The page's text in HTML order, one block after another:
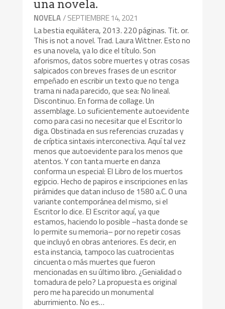
una novela.
NOVELA/ SEPTIEMBRE 14, 2021
La bestia equilátera, 2013. 220 páginas. Tit. or.
This is not a novel. Trad. Laura Wittner. Esto no
es una novela, ya lo dice el título. Son
aforismos, datos sobre muertes y otras cosas
salpicados con breves frases de un escritor
empeñado en escribir un texto que no tenga
trama ni nada parecido, que sea: No lineal.
Discontinuo. En forma de collage. Un
assemblage. Lo suficientemente autoevidente
como para casi no necesitar que el Escritor lo
diga. Obstinada en sus referencias cruzadas y
de críptica sintaxis interconectiva. Aquí tal vez
menos que autoevidente para los menos que
atentos. Y con tanta muerte en danza
conforma un especial: El Libro de los muertos
egipcio. Hecho de papiros e inscripciones en las
pirámides que datan incluso de 1580 a.C. O una
variante contemporánea del mismo, si el
Escritor lo dice. El Escritor aquí, ya que
estamos, haciendo lo posible –hasta donde se
lo permite su memoria– por no repetir cosas
que incluyó en obras anteriores. Es decir, en
esta instancia, tampoco las cuatrocientas
cincuenta o más muertes que fueron
mencionadas en su último libro. ¿Genialidad o
tomadura de pelo? La propuesta es original
pero me ha parecido un monumental
aburrimiento. No es…